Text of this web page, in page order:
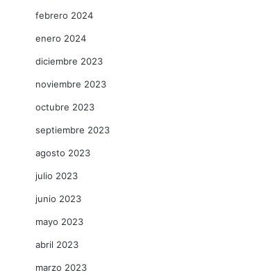
febrero 2024
enero 2024
diciembre 2023
noviembre 2023
octubre 2023
septiembre 2023
agosto 2023
julio 2023
junio 2023
mayo 2023
abril 2023
marzo 2023